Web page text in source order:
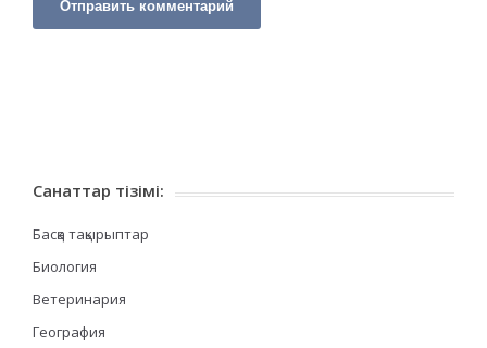
Санаттар тізімі:
Басқа тақырыптар
Биология
Ветеринария
География